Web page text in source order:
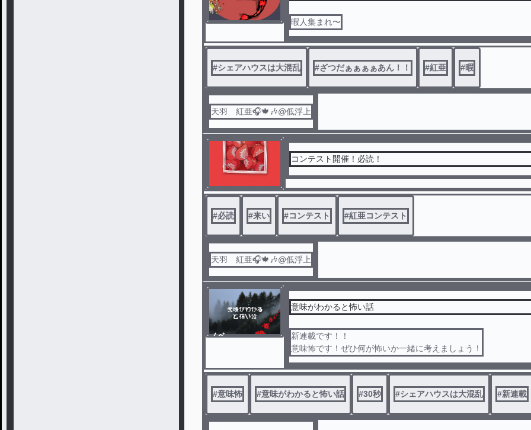
暇人集まれ〜
#シェアハウスは大混乱 #ざつだぁぁぁぁあん！！ #紅亜 #暇
天羽 紅亜🎧🍁🎶@低浮上
コンテスト開催！必読！
#必読 #来い #コンテスト #紅亜コンテスト
天羽 紅亜🎧🍁🎶@低浮上
ノベ
意味がわかると怖い話
新連載です！！
意味怖です！ぜひ何が怖いか一緒に考えましょう！
#意味怖 #意味がわかると怖い話 #30秒 #シェアハウスは大混乱 #新連載